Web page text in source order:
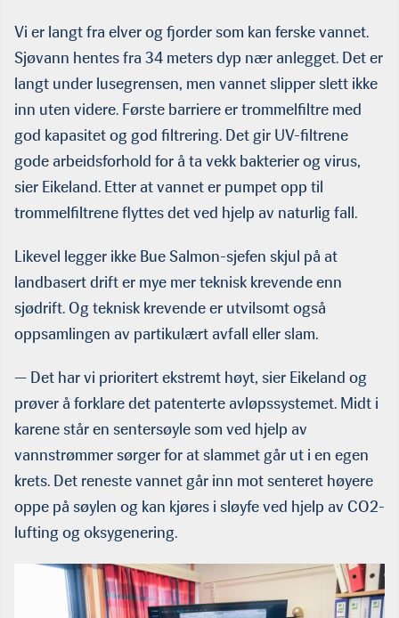
Vi er langt fra elver og fjorder som kan ferske vannet.
Sjøvann hentes fra 34 meters dyp nær anlegget. Det er
langt under lusegrensen, men vannet slipper slett ikke
inn uten videre. Første barriere er trommelfiltre med
god kapasitet og god filtrering. Det gir UV-filtrene
gode arbeidsforhold for å ta vekk bakterier og virus,
sier Eikeland. Etter at vannet er pumpet opp til
trommelfiltrene flyttes det ved hjelp av naturlig fall.
Likevel legger ikke Bue Salmon-sjefen skjul på at
landbasert drift er mye mer teknisk krevende enn
sjødrift. Og teknisk krevende er utvilsomt også
oppsamlingen av partikulært avfall eller slam.
— Det har vi prioritert ekstremt høyt, sier Eikeland og
prøver å forklare det patenterte avløpssystemet. Midt i
karene står en sentersøyle som ved hjelp av
vannstrømmer sørger for at slammet går ut i en egen
krets. Det reneste vannet går inn mot senteret høyere
oppe på søylen og kan kjøres i sløyfe ved hjelp av CO2-
lufting og oksygenering.